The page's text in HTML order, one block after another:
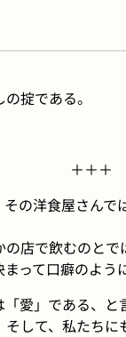
掟である。
＋＋＋
の洋食屋さん
店で飲むのと
て口癖のよ
愛」である、
して、私たち